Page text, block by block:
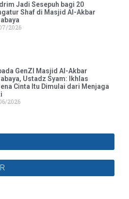
Jadi Sesepuh bagi 20
Shaf di Masjid Al-Akbar
2026
GenZI Masjid Al-Akbar
Ustadz Syam: Ikhlas
Cinta Itu Dimulai dari Menjaga
2026